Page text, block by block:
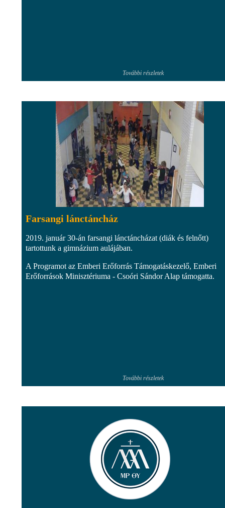
További részletek
Farsangi lánctáncház
2019. január 30-án farsangi lánctáncházat (diák és felnőtt)
tartottunk a gimnázium aulájában.
A Programot az Emberi Erőforrás Támogatáskezelő, Emberi
Erőforrások Minisztériuma - Csoóri Sándor Alap támogatta.
További részletek